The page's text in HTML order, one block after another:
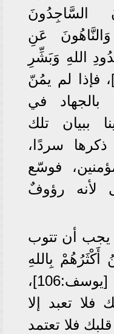
السَّاجِدُونَ
عَنِ
اللهِ وَبَشِّرِ
[التوبة:112]، فإذا لم يمُنّ
بالجهاد في
ببيان تلك
سردًا،
فوسّع
لأنه رؤوفٌ
يجب أن تتوب
أَكْثَرُهُمْ بِاللهِ
إِلَّا وَهُمْ مُشْرِكُونَ﴾ [يوسف:106]،
تعبد إلا
فلا تعتمد